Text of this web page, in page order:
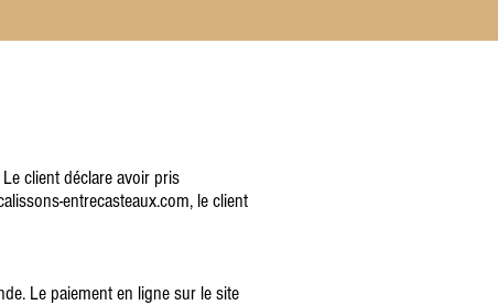
client déclare avoir pris
entrecasteaux.com, le client
Le paiement en ligne sur le site